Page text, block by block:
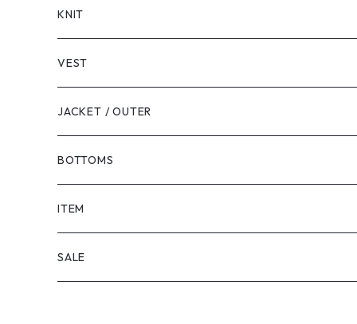
LONG SLEEVE
KNIT
VEST
JACKET / OUTER
BOTTOMS
SHORTS
PANTS
ITEM
SALE